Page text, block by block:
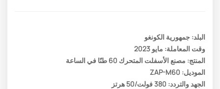
البلد: جمهورية الكونغو
وقت المعاملة: مايو 2023
المنتج: مصنع الأسفلت المتحرك 60 طنًا في الساعة
الموديل: ZAP-M60
الجهد والتردد: 380 فولت/50 هرتز